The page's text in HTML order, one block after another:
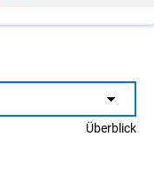
Überblick